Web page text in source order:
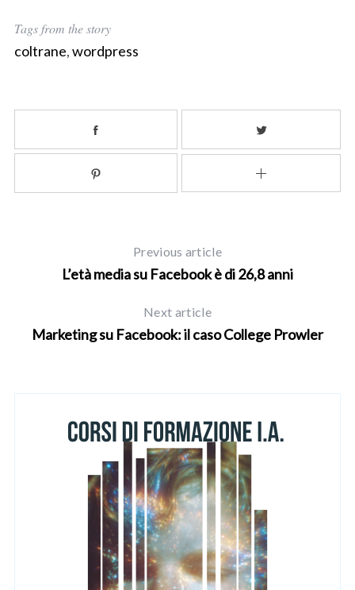
Tags from the story
coltrane,wordpress
Previous article
L’età media su Facebook è di 26,8 anni
Next article
Marketing su Facebook: il caso College Prowler